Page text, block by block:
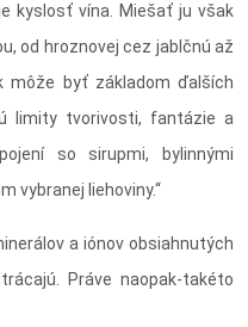
kyslosť vína. Miešať ju však
od hroznovej cez jablčnú až
môže byť základom ďalších
limity tvorivosti, fantázie a
so sirupmi, bylinnými
vybranej liehoviny.“
a iónov obsiahnutých
Práve naopak-takéto